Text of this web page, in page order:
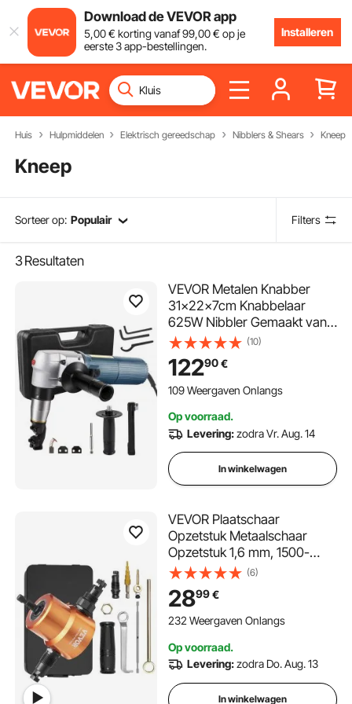
Download de VEVOR app
5,00€ korting vanaf99,00€ op je
eerste 3 app-bestellingen.
Installeren
Huis Hulpmiddelen Elektrisch gereedschap Nibblers & Shears Kneep
Kneep
Sorteer op: Populair Filters
3Resultaten
VEVOR Metalen Knabber
31×22×7cm Knabbelaar
625W Nibbler Gemaakt van
Hoogwaardige
Metaallegeringen met 360
Graden Verstelbare
Mesgeleider voor Schoon en
of Andere Metalen
(10)
12290€
109 Weergaven Onlangs
Op voorraad.
Levering:zodra Vr. Aug. 14
In winkelwagen
VEVOR Plaatschaar
Opzetstuk Metaalschaar
Opzetstuk 1,6 mm, 1500-
3000 tpm Plaatschaar Boor
Slagmoersleutel Opzetstuk,
Universeel Toepasbaar
Zwart Metaalschaar
Oranje
(6)
2899€
232 Weergaven Onlangs
Op voorraad.
Levering:zodra Do. Aug. 13
In winkelwagen